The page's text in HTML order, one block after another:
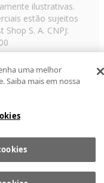
ilustrativas.
estão sujeitos
S. A. CNPJ:
11 3003-3728 ©
reservadosRF
uma melhor
Saiba mais em nossa